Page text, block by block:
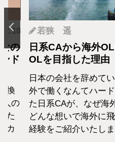
の
ド
換
人の
た
カ
若狭 遥
日系CAから海外
OLを目指した理由
日本の会社を辞めて
外で働くなんてハー
た日系CAが、なぜ海
どんな想いで海外に
経験をご紹介いたしま